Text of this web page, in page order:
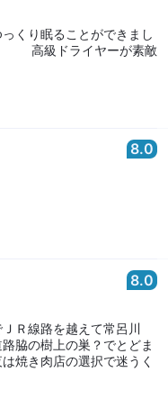
くり眠ることができまし
。 高級ドライヤーが素敵
8.0
8.0
Ｒ線路を越えて常呂川
脇の樹上の巣？でとどま
焼き肉店の選択で迷うく